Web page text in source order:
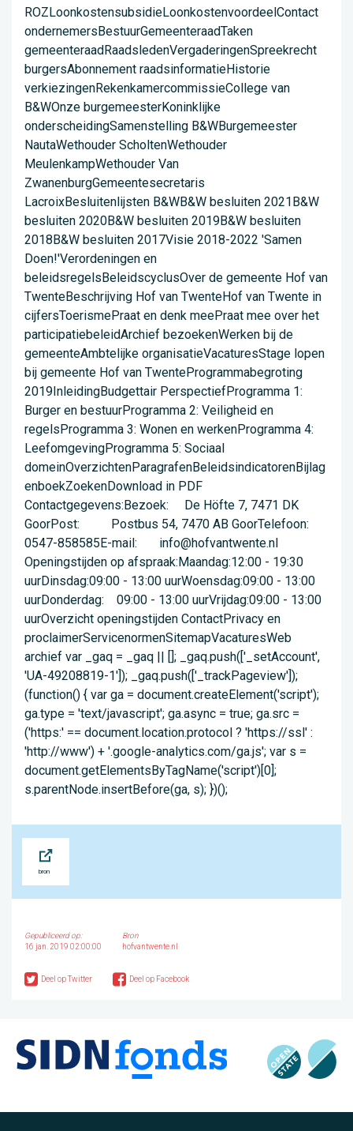
Gepubliceerd op:
16 jan. 2019 02:00:00
Bron
hofvantwente.nl
Deel op Twitter Deel op Facebook